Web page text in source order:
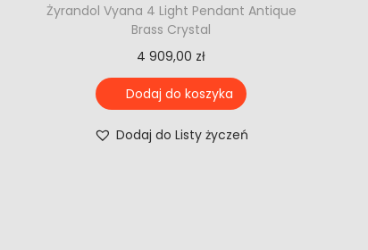
Żyrandol Vyana 4 Light Pendant Antique
Brass Crystal
4 909,00 zł
Dodaj do koszyka
Dodaj do Listy życzeń